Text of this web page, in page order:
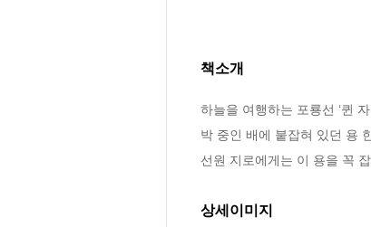
책소개
하늘을 여행하는 포룡선 ‘퀸
박 중인 배에 붙잡혀 있던 용
선원 지로에게는 이 용을 꼭
상세이미지